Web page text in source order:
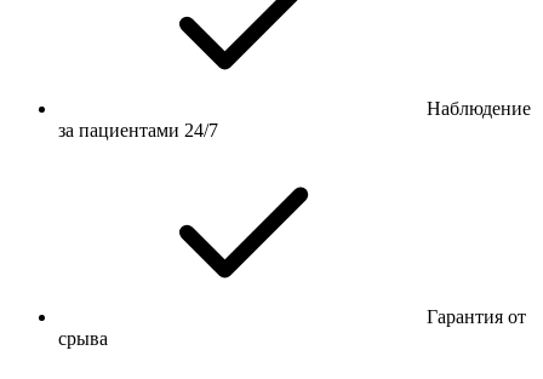
Наблюдение
за пациентами 24/7
Гарантия от
срыва